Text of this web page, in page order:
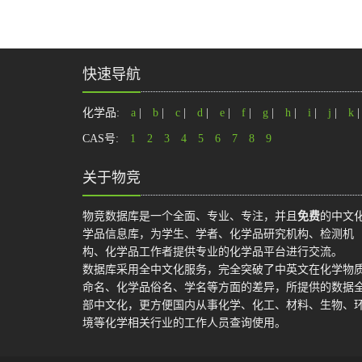
快速导航
化学品: a b c d e f g h i j k
CAS号: 1 2 3 4 5 6 7 8 9
关于物竞
物竞数据库是一个全面、专业、专注，并且 免费的中文
学品信息库，为学生、学者、化学品研究机构、检测机
构、化学品工作者提供专业的化学品平台进行交流。
数据库采用全中文化服务，完全突破了中英文在化学物
命名、化学品俗名、学名等方面的差异，所提供的数据
部中文化，更方便国内从事化学、化工、材料、生物、
境等化学相关行业的工作人员查询使用。